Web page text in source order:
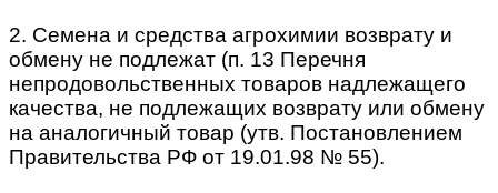
2. Семена и средства агрохимии возврату и
обмену не подлежат (п. 13 Перечня
непродовольственных товаров надлежащего
качества, не подлежащих возврату или обмену
на аналогичный товар (утв. Постановлением
Правительства РФ от 19.01.98 № 55).